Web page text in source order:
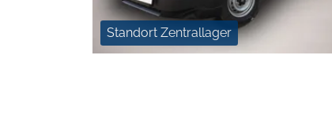
Standort Zentrallager